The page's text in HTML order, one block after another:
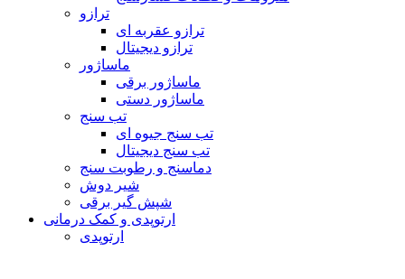
ترازو
ترازو عقربه ای
ترازو دیجیتال
ماساژور
ماساژور برقی
ماساژور دستی
تب سنج
تب سنج جیوه ای
تب سنج دیجیتال
دماسنج و رطوبت سنج
شیر دوش
شپش گیر برقی
ارتوپدی و کمک درمانی
ارتوپدی